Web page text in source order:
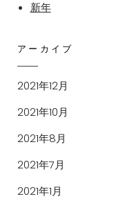
新年
アーカイブ
2021年12月
2021年10月
2021年8月
2021年7月
2021年1月